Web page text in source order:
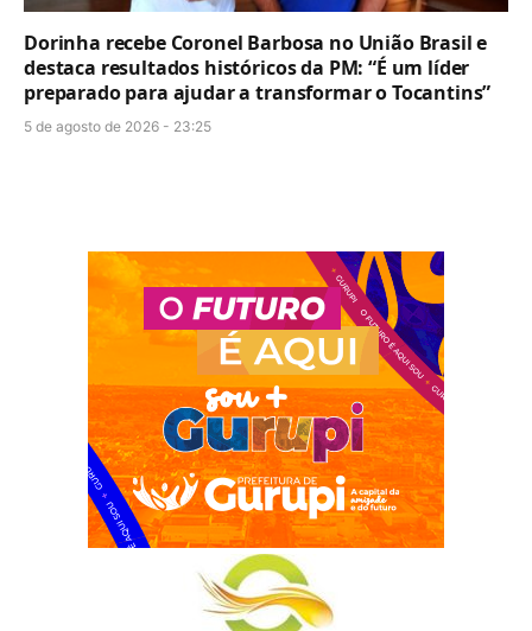
Dorinha recebe Coronel Barbosa no União Brasil e
destaca resultados históricos da PM: “É um líder
preparado para ajudar a transformar o Tocantins”
5 de agosto de 2026 - 23:25